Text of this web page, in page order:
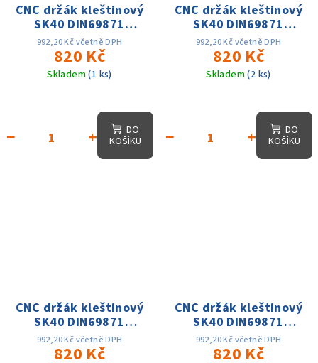
CNC držák kleštinový
SK40 DIN69871
ER20x100,D1-34mm,
AD, 25 tis. otáček,
přes. 0.003
992,20 Kč včetně DPH
820 Kč
Skladem(1 ks)
+
−
DO
KOŠÍKU
CNC držák kleštinový
SK40 DIN69871
ER25x100, D-
42mm,AD, 25 tis.
otáček, přes. 0.003
992,20 Kč včetně DPH
820 Kč
Skladem(2 ks)
+
−
DO
KOŠÍKU
CNC držák kleštinový
SK40 DIN69871
ER32x100, D-50mm,
AD, 25 tis. otáček,
992,20 Kč včetně DPH
820 Kč
CNC držák kleštinový
SK40 DIN69871
ER40x100, D-63mm,
AD, 25 tis. otáček,
992,20 Kč včetně DPH
820 Kč